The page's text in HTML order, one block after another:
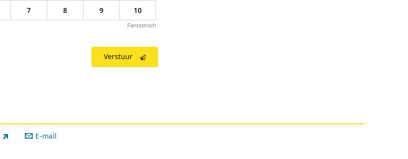
7 8 9 10
Fantastisch
Verstuur
E-mail